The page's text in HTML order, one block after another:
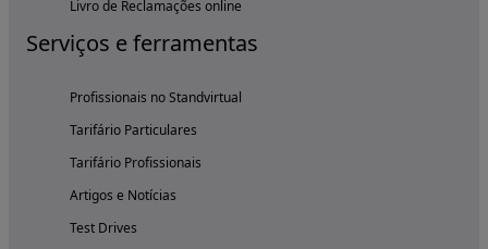
Livro de Reclamações online
Serviços e ferramentas
Profissionais no Standvirtual
Tarifário Particulares
Tarifário Profissionais
Artigos e Notícias
Test Drives